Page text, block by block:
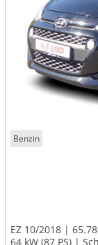
Benzin
EZ 10/2018
64 kW (87 PS)